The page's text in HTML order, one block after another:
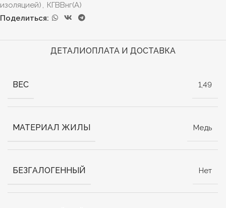
изоляцией) , КГВВнг(А)
Поделиться:
ДЕТАЛИОПЛАТА И ДОСТАВКА
ВЕС 1,49
МАТЕРИАЛ ЖИЛЫ Медь
БЕЗГАЛОГЕННЫЙ Нет